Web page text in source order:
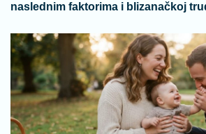
naslednim faktorima i blizanačkoj